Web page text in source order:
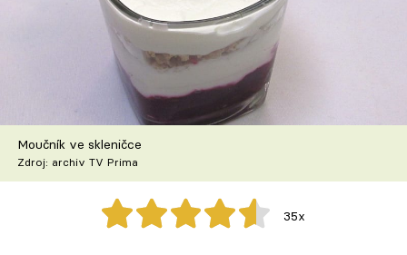
TV Program
Škola vaření
Recepty z TV
Speciál: Cuketa
Těhotnej kuchař
Moučník ve skleničce
Zdroj: archiv TV Prima
35x